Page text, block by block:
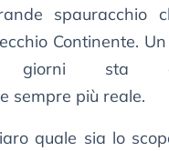
spauracchio
Continente.
sta
sempre più reale.
quale sia lo